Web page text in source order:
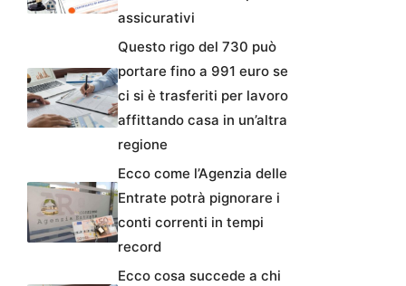
assicurativi
Questo rigo del 730 può
portare fino a 991 euro se
ci si è trasferiti per lavoro
affittando casa in un’altra
regione
Ecco come l’Agenzia delle
Entrate potrà pignorare i
conti correnti in tempi
record
Ecco cosa succede a chi